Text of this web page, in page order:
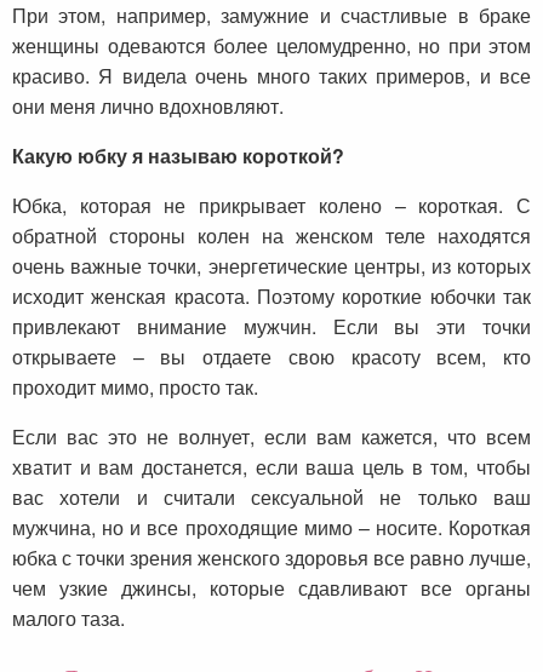
При этом, например, замужние и счастливые в браке
женщины одеваются более целомудренно, но при этом
красиво. Я видела очень много таких примеров, и все
они меня лично вдохновляют.
Какую юбку я называю короткой?
Юбка, которая не прикрывает колено – короткая. С
обратной стороны колен на женском теле находятся
очень важные точки, энергетические центры, из которых
исходит женская красота. Поэтому короткие юбочки так
привлекают внимание мужчин. Если вы эти точки
открываете – вы отдаете свою красоту всем, кто
проходит мимо, просто так.
Если вас это не волнует, если вам кажется, что всем
хватит и вам достанется, если ваша цель в том, чтобы
вас хотели и считали сексуальной не только ваш
мужчина, но и все проходящие мимо – носите. Короткая
юбка с точки зрения женского здоровья все равно лучше,
чем узкие джинсы, которые сдавливают все органы
малого таза.